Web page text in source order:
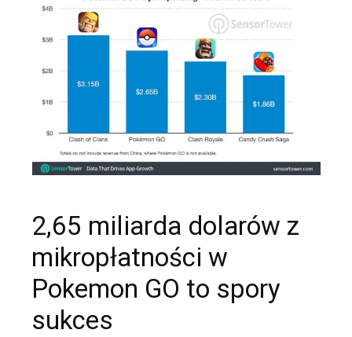
2,65 miliarda dolarów z
mikropłatności w
Pokemon GO to spory
sukces